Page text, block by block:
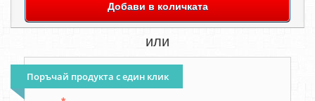
Добави в количката
или
Поръчай продукта с един клик